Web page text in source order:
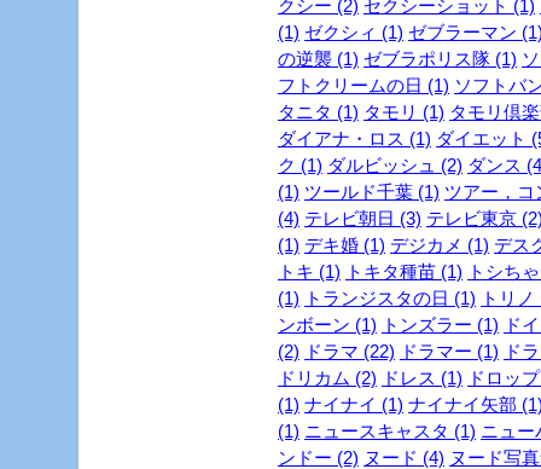
クシー (2) セクシーショット (1)
(1) ゼクシィ (1) ゼブラーマン
の逆襲 (1) ゼブラポリス隊 (1)
フトクリームの日 (1) ソフトバ
タニタ (1) タモリ (1) タモリ倶
ダイアナ・ロス (1) ダイエット
ク (1) ダルビッシュ (2) ダンス
(1) ツールド千葉 (1) ツアー，コ
(4) テレビ朝日 (3) テレビ東京
(1) デキ婚 (1) デジカメ (1) デス
トキ (1) トキタ種苗 (1) トシち
(1) トランジスタの日 (1) トリノ
ンボーン (1) トンズラー (1) ド
(2) ドラマ (22) ドラマー (1) ド
ドリカム (2) ドレス (1) ドロッ
(1) ナイナイ (1) ナイナイ矢部
(1) ニュースキャスタ (1) ニュー
ンドー (2) ヌード (4) ヌード写